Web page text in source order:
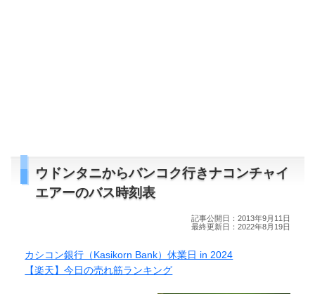
ウドンタニからバンコク行きナコンチャイ
エアーのバス時刻表
記事公開日：2013年9月11日
最終更新日：2022年8月19日
カシコン銀行（Kasikorn Bank）休業日 in 2024
【楽天】今日の売れ筋ランキング